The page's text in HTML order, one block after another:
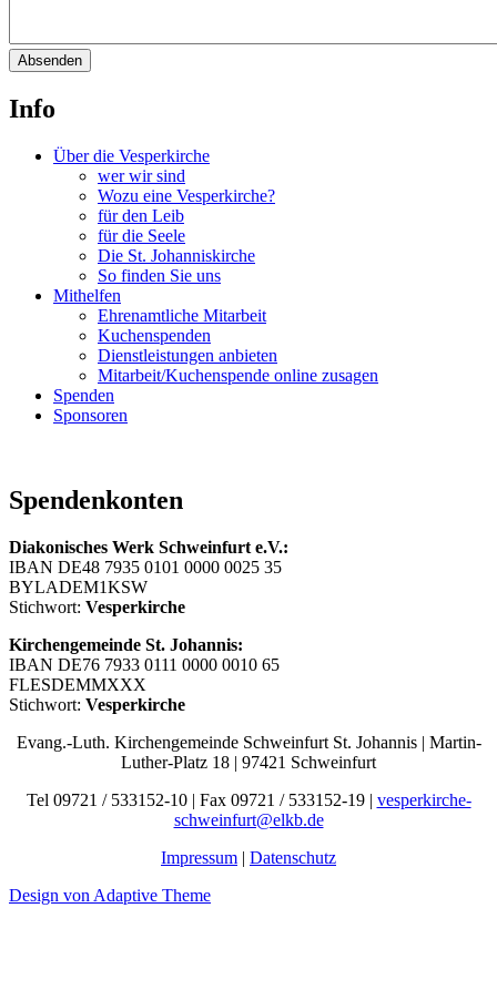
Info
Über die Vesperkirche
wer wir sind
Wozu eine Vesperkirche?
für den Leib
für die Seele
Die St. Johanniskirche
So finden Sie uns
Mithelfen
Ehrenamtliche Mitarbeit
Kuchenspenden
Dienstleistungen anbieten
Mitarbeit/Kuchenspende online zusagen
Spenden
Sponsoren
Spendenkonten
Diakonisches Werk Schweinfurt e.V.:
IBAN DE48 7935 0101 0000 0025 35
BYLADEM1KSW
Stichwort: Vesperkirche
Kirchengemeinde St. Johannis:
IBAN DE76 7933 0111 0000 0010 65
FLESDEMMXXX
Stichwort: Vesperkirche
Evang.-Luth. Kirchengemeinde Schweinfurt St. Johannis | Martin-
Luther-Platz 18 | 97421 Schweinfurt
Tel 09721 / 533152-10 | Fax 09721 / 533152-19 | vesperkirche-
schweinfurt@elkb.de
Impressum | Datenschutz
Design von Adaptive Theme